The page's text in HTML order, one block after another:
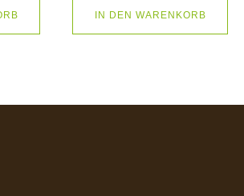
IN DEN WARENKORB